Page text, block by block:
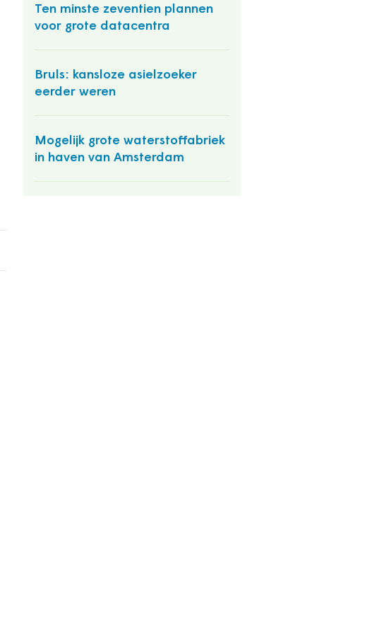
Ten minste zeventien plannen
voor grote datacentra
Bruls: kansloze asielzoeker
eerder weren
Mogelijk grote waterstoffabriek
in haven van Amsterdam